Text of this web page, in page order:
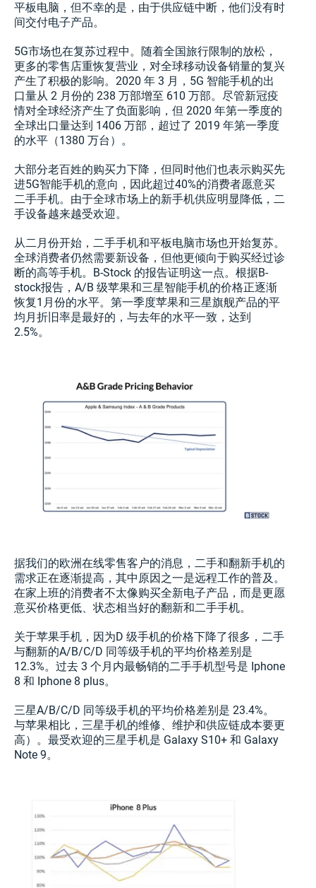
平板电脑，但不幸的是，由于供应链中断，他们没有时
间交付电子产品。
5G市场也在复苏过程中。随着全国旅行限制的放松，
更多的零售店重恢复营业，对全球移动设备销量的复兴
产生了积极的影响。2020 年 3 月，5G 智能手机的出
口量从 2 月份的 238 万部增至 610 万部。尽管新冠疫
情对全球经济产生了负面影响，但 2020 年第一季度的
全球出口量达到 1406 万部，超过了 2019 年第一季度
的水平（1380 万台）。
大部分老百姓的购买力下降，但同时他们也表示购买先
进5G智能手机的意向，因此超过40%的消费者愿意买
二手手机。由于全球市场上的新手机供应明显降低，二
手设备越来越受欢迎。
从二月份开始，二手手机和平板电脑市场也开始复苏。
全球消费者仍然需要新设备，但他更倾向于购买经过诊
断的高等手机。B-Stock 的报告证明这一点。根据B-
stock报告，A/B 级苹果和三星智能手机的价格正逐渐
恢复1月份的水平。第一季度苹果和三星旗舰产品的平
均月折旧率是最好的，与去年的水平一致，达到
2.5%。
据我们的欧洲在线零售客户的消息，二手和翻新手机的
需求正在逐渐提高，其中原因之一是远程工作的普及。
在家上班的消费者不太像购买全新电子产品，而是更愿
意买价格更低、状态相当好的翻新和二手手机。
关于苹果手机，因为D 级手机的价格下降了很多，二手
与翻新的A/B/C/D 同等级手机的平均价格差别是
12.3%。过去 3 个月内最畅销的二手手机型号是 Iphone
8 和 Iphone 8 plus。
三星A/B/C/D 同等级手机的平均价格差别是 23.4%。
与苹果相比，三星手机的维修、维护和供应链成本要更
高）。最受欢迎的三星手机是 Galaxy S10+ 和 Galaxy
Note 9。